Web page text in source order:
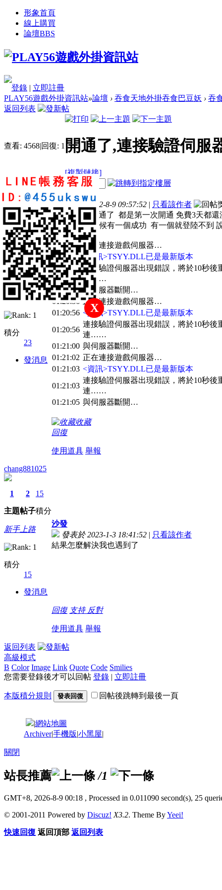
形象首頁
線上購買
論壇BBS
登錄 | 立即註冊
PLAY56遊戲外掛資訊站»論壇 › 吞食天地外掛吞食巴豆妖 › 吞
返回列表
查看: 4568|回復: 1 開通了,連接驗證伺服
[複製鏈接]
cheungholy
1
主題
1
帖子
23
積分
新手上路
積分
23
發消息
電梯直達
樓主
發表於 2022-8-9 09:57:52 | 只看該作者
我有2個AC開通了 都是第一次開通 免費3天都還
然後登陸的時候有一個成功 有一個就登陸不到
01:20:50 正在連接遊戲伺服器…
01:20:50 <資訊>TSYY.DLL已是最新版本
01:20:50
連接驗證伺服器出現錯誤，將於10秒後
連……
01:20:53 與伺服器斷開…
01:20:56 正在連接遊戲伺服器…
01:20:56 <資訊>TSYY.DLL已是最新版本
01:20:56
連接驗證伺服器出現錯誤，將於10秒後
連……
01:21:00 與伺服器斷開…
01:21:02 正在連接遊戲伺服器…
01:21:03 <資訊>TSYY.DLL已是最新版本
01:21:03
連接驗證伺服器出現錯誤，將於10秒後
連……
01:21:05 與伺服器斷開…
收藏
回復
使用道具 舉報
chang881025
1
主題
2
帖子
15
積分
新手上路
積分
15
發消息
沙發
發表於 2023-1-3 18:41:52 | 只看該作者
結果怎麼解決我也遇到了
回復 支持 反對
使用道具 舉報
返回列表
高級模式
B Color Image Link Quote Code Smilies
您需要登錄後才可以回帖 登錄 | 立即註冊
本版積分規則 發表回復 回帖後跳轉到最後一頁
X
|網站地圖
Archiver|手機版|小黑屋|
關閉
站長推薦 /1
GMT+8, 2026-8-9 00:18 , Processed in 0.011090 second(s), 25
© 2001-2011 Powered by Discuz! X3.2. Theme ByYeei!
快速回復 返回頂部 返回列表